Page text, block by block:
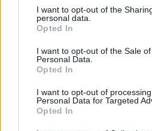
I want to opt-out of the
personal data.
Opted In
I want to opt-out of the Sale
Personal Data.
Opted In
I want to opt-out of
Personal Data for Targeted
Opted In
της καρδιαγγειακής υγείας.
της COVID-19,
κίνδυνο
μεταξύ των
Σύμφωνα με τους